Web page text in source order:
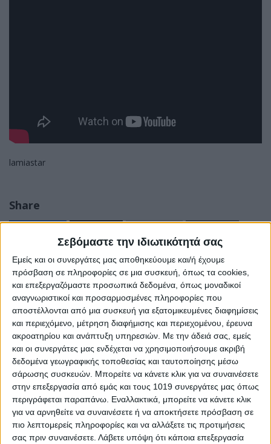
Σεβόμαστε την ιδιωτικότητά σας
Εμείς και οι συνεργάτες μας αποθηκεύουμε και/ή έχουμε
πρόσβαση σε πληροφορίες σε μια συσκευή, όπως τα cookies,
και επεξεργαζόμαστε προσωπικά δεδομένα, όπως μοναδικοί
αναγνωριστικοί και προσαρμοσμένες πληροφορίες που
αποστέλλονται από μια συσκευή για εξατομικευμένες διαφημίσεις
και περιεχόμενο, μέτρηση διαφήμισης και περιεχομένου, έρευνα
ακροατηρίου και ανάπτυξη υπηρεσιών. Με την άδειά σας, εμείς
και οι συνεργάτες μας ενδέχεται να χρησιμοποιήσουμε ακριβή
δεδομένα γεωγραφικής τοποθεσίας και ταυτοποίησης μέσω
σάρωσης συσκευών. Μπορείτε να κάνετε κλικ για να συναινέσετε
στην επεξεργασία από εμάς και τους 1019 συνεργάτες μας όπως
περιγράφεται παραπάνω. Εναλλακτικά, μπορείτε να κάνετε κλικ
για να αρνηθείτε να συναινέσετε ή να αποκτήσετε πρόσβαση σε
πιο λεπτομερείς πληροφορίες και να αλλάξετε τις προτιμήσεις
σας πριν συναινέσετε. Λάβετε υπόψη ότι κάποια επεξεργασία
lamiastar
Share
AUTHOR
Σταμάτης Κ. Ρουσόδημος